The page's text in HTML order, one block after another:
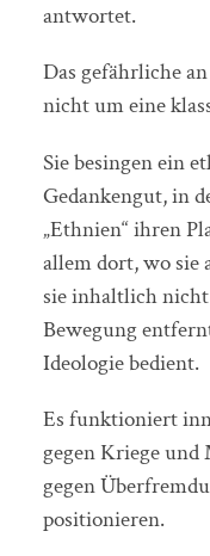
antwortet.
Das gefährliche
nicht um eine
Sie besingen ein
Gedankengut, in
„Ethnien“ ihren
allem dort, wo sie
sie inhaltlich
Bewegung
Ideologie bedient.
Es funktioniert
gegen Kriege und
gegen
positionieren.